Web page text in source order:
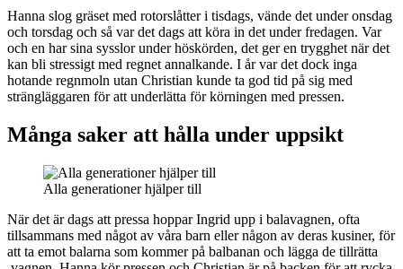
Hanna slog gräset med rotorslåtter i tisdags, vände det under onsdag
och torsdag och så var det dags att köra in det under fredagen. Var
och en har sina sysslor under höskörden, det ger en trygghet när det
kan bli stressigt med regnet annalkande. I år var det dock inga
hotande regnmoln utan Christian kunde ta god tid på sig med
strängläggaren för att underlätta för körningen med pressen.
Många saker att hålla under uppsikt
Alla generationer hjälper till
När det är dags att pressa hoppar Ingrid upp i balavagnen, ofta
tillsammans med något av våra barn eller någon av deras kusiner, för
att ta emot balarna som kommer på balbanan och lägga de tillrätta